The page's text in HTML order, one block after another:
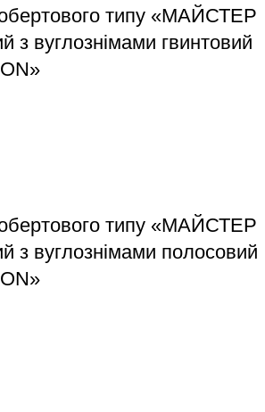
типу «МАЙСТЕР
з вуглознімами гвинтовий
типу «МАЙСТЕР
з вуглознімами полосовий